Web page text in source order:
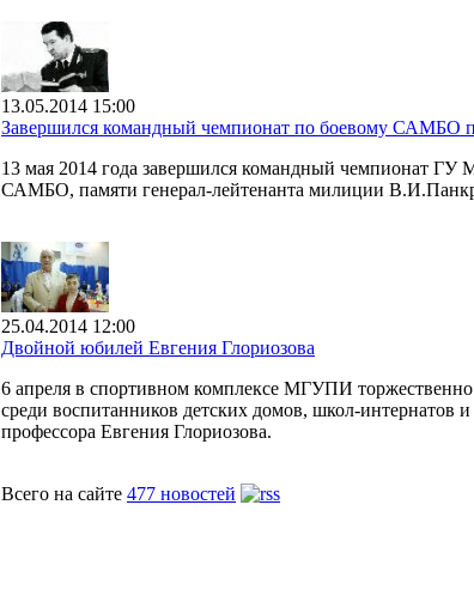
13.05.2014 15:00
Завершился командный чемпионат по боевому САМБО
13 мая 2014 года завершился командный чемпионат
САМБО, памяти генерал-лейтенанта милиции
25.04.2014 12:00
Двойной юбилей Евгения Глориозова
6 апреля в спортивном комплексе МГУПИ торжественно
среди воспитанников детских домов, школ-интернатов
профессора Евгения Глориозова.
Всего на сайте 477 новостей